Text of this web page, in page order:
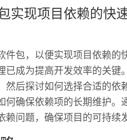
实现项目依赖的快
件包，以便实现项目依赖的
已成为提高开发效率的关键
然后探讨如何选择合适的依
何确保依赖项的长期维护。
问题，确保项目的可持续